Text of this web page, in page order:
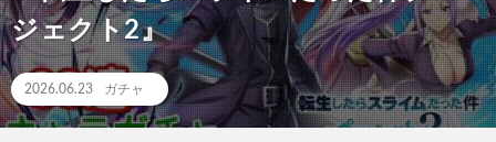
ジェクト2』
2026.06.23 ガチャ